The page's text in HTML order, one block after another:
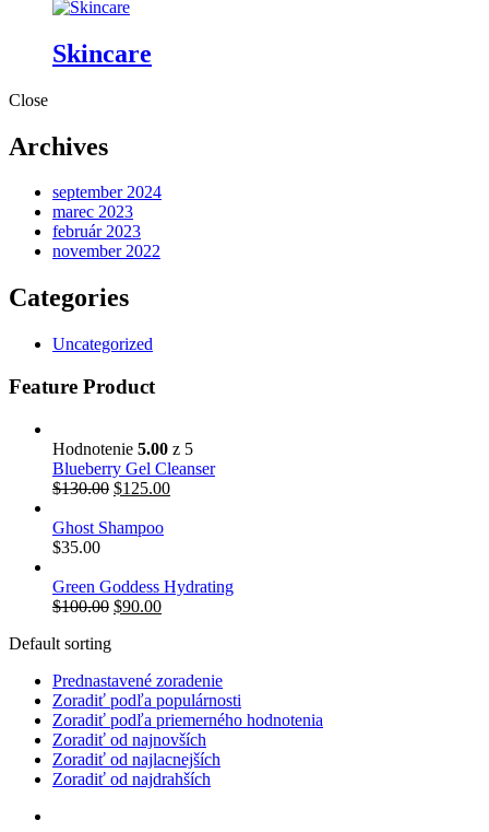
Skincare
Close
Archives
september 2024
marec 2023
február 2023
november 2022
Categories
Uncategorized
Feature Product
Hodnotenie 5.00 z 5
Blueberry Gel Cleanser
$130.00 Pôvodná
bola:
$125.00Aktuálna
Ghost Shampoo
$35.00
Green Goddess Hydrating
$100.00 Pôvodná
$90.00Aktuálna
Default sorting
Prednastavené zoradenie
Zoradiť podľa populárnosti
Zoradiť podľa priemerného hodnotenia
Zoradiť od najnovších
Zoradiť od najlacnejších
Zoradiť od najdrahších